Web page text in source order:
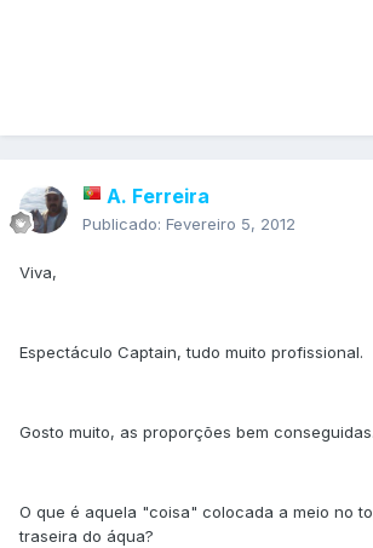
A. Ferreira
Publicado: Fevereiro 5, 2012
Viva,
Espectáculo Captain, tudo muito profissional.
Gosto muito, as proporções bem conseguidas.
O que é aquela "coisa" colocada a meio no
traseira do áqua?